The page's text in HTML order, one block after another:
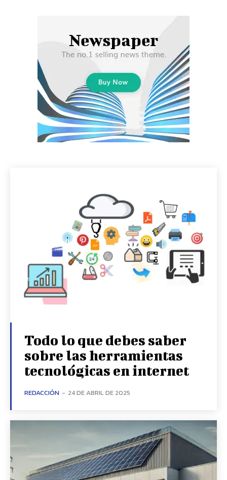
Todo lo que debes saber
sobre las herramientas
tecnológicas en internet
REDACCIÓN - 24 DE ABRIL DE 2025